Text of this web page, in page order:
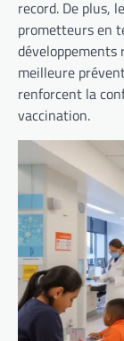
record. De plus,
prometteurs en
meilleure
renforcent la
vaccination.